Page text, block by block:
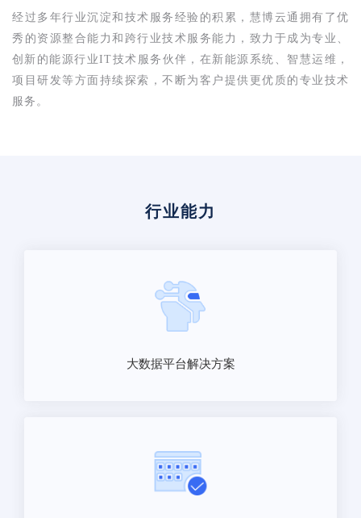
经过多年行业沉淀和技术服务经验的积累，慧博云通拥有了优
秀的资源整合能力和跨行业技术服务能力，致力于成为专业、
创新的能源行业IT技术服务伙伴，在新能源系统、智慧运维，
项目研发等方面持续探索，不断为客户提供更优质的专业技术
服务。
行业能力
大数据平台解决方案